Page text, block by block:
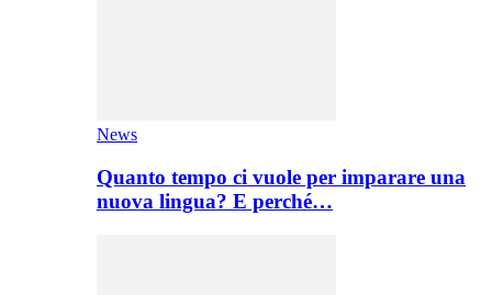
News
Quanto tempo ci vuole per imparare una
nuova lingua? E perché…